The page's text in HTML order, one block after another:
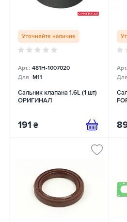
Уточняйте наличие
Арт.: 481H-1007020
Для M11
Сальник клапана 1.6L (1 шт)
ОРИГИНАЛ
191 ₴
Для